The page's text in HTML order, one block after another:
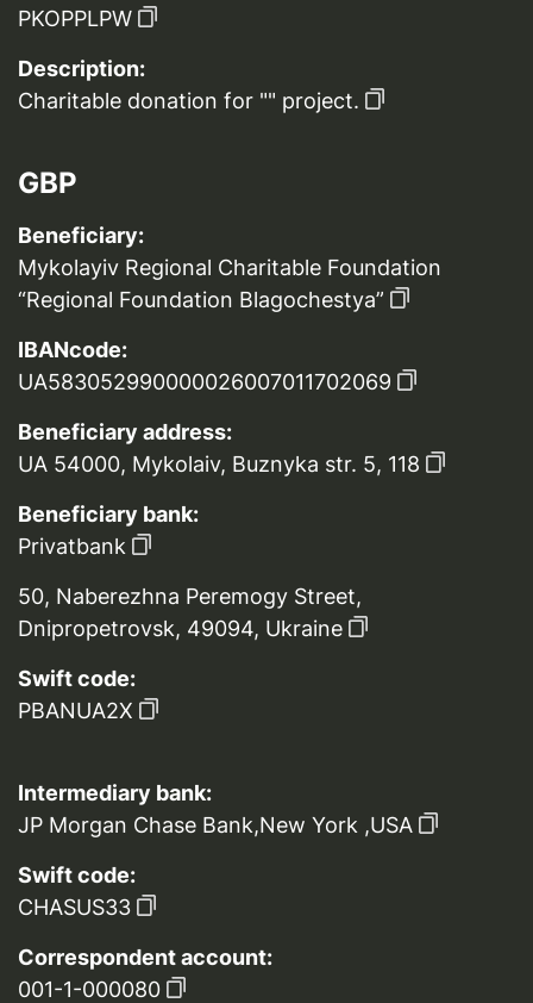
PKOPPLPW
Description:
Charitable donation for "" project.
GBP
Beneficiary:
Mykolayiv Regional Charitable Foundation
“Regional Foundation Blagochestya”
IBANcode:
UA583052990000026007011702069
Beneficiary address:
UA 54000, Mykolaiv, Buznyka str. 5, 118
Beneficiary bank:
Privatbank
50, Naberezhna Peremogy Street,
Dnipropetrovsk, 49094, Ukraine
Swift code:
PBANUA2X
Intermediary bank:
JP Morgan Chase Bank,New York ,USA
Swift code:
CHASUS33
Correspondent account:
001-1-000080